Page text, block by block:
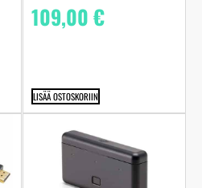
109,00€
LISÄÄ OSTOSKORIIN